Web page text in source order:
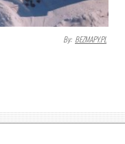
By: BEZMAPY.PL